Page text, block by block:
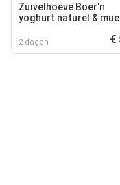
Zuivelhoeve Boer'n
yoghurt naturel &
2 dagen €